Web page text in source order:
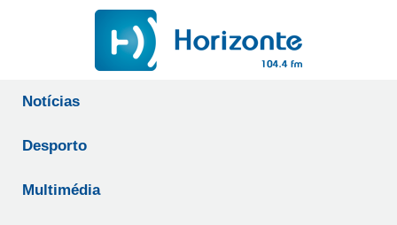
Notícias
Desporto
Multimédia